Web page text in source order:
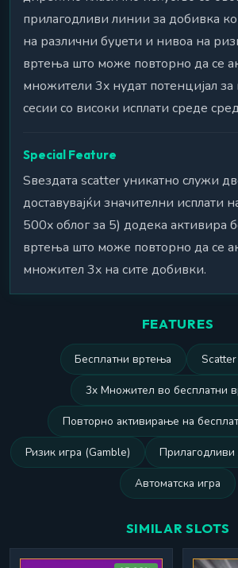
прилагодливи линии за добивка
на различни буџети и нивоа на
вртења што може повторно да се
множители 3x нудат потенцијал
сесии со високи исплати среде
Special Feature
Ѕвездата scatter уникатно служи
доставувајќи значителни исплати
500x облог за 5) додека активира
вртења што може повторно да се
множител 3x на сите добивки.
FEATURES
Бесплатни вртења
3x Множител во бесплатни
Повторно активирање на
Ризик игра (Gamble) Прилагодливи
Автоматска игра
SIMILAR SLOTS